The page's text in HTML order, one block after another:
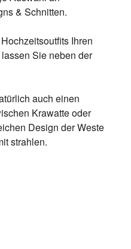
& Schnitten.
Ihren
Sie neben der
auch einen
Krawatte oder
Design der Weste
strahlen.